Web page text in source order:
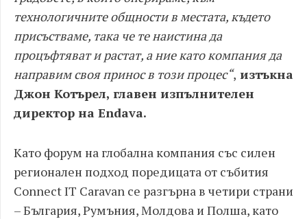
технологичните общности в местата, където
присъстваме, така че те наистина да
процъфтяват и растат, а ние като компания да
направим своя принос в този процес“, изтъкна
Джон Котърел, главен изпълнителен
директор на Endava.
Като форум на глобална компания със силен
регионален подход поредицата от събития
Connect IT Caravan се разгърна в четири страни
– България, Румъния, Молдова и Полша, като